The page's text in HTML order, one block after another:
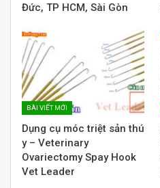
Đức, TP HCM, Sài Gòn
BÀI VIẾT MỚI
Dụng cụ móc triệt sản thú
y – Veterinary
Ovariectomy Spay Hook
Vet Leader